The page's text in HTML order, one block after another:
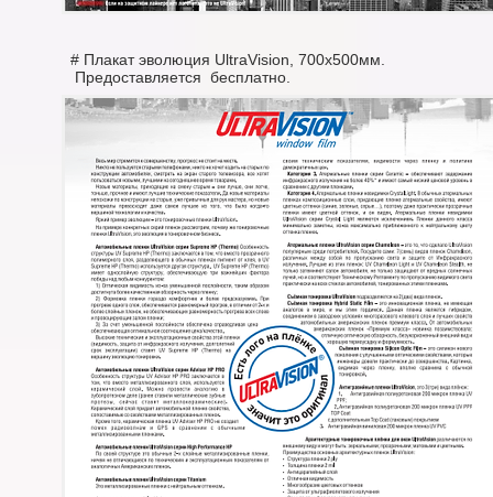
# Плакат эволюция UltraVision, 700х500мм.
Предоставляется бесплатно.